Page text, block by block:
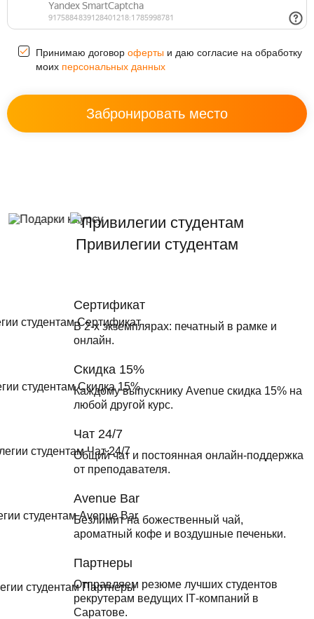
Принимаю договор оферты и даю согласие на обработку
моих персональных данных
Привилегии студентам
Сертификат
В 2-х экземплярах: печатный в рамке и
онлайн.
Скидка 15%
Каждому выпускнику Avenue скидка 15% на
любой другой курс.
Чат 24/7
Общий чат и постоянная онлайн-поддержка
от преподавателя.
Avenue Bar
Безлимит на божественный чай,
ароматный кофе и воздушные печеньки.
Партнеры
Отправляем резюме лучших студентов
рекрутерам ведущих ІТ-компаний в
Саратове.